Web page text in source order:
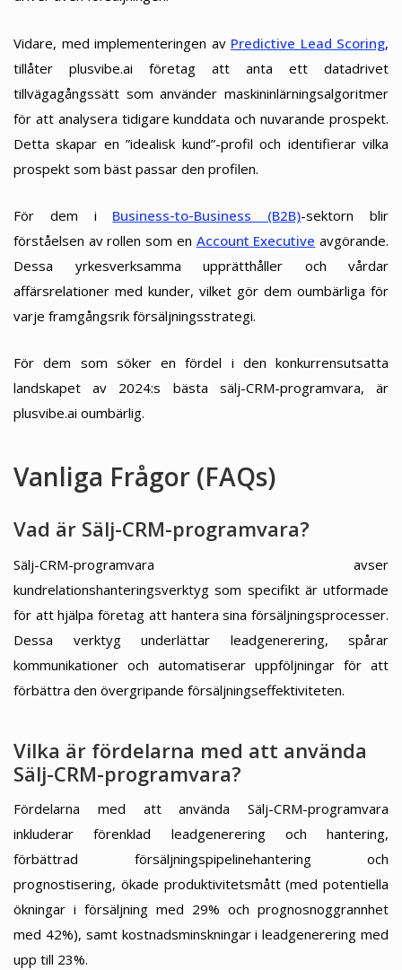
Vidare, med implementeringen av Predictive Lead Scoring,
tillåter plusvibe.ai företag att anta ett datadrivet
tillvägagångssätt som använder maskininlärningsalgoritmer
för att analysera tidigare kunddata och nuvarande prospekt.
Detta skapar en ”idealisk kund”-profil och identifierar vilka
prospekt som bäst passar den profilen.
För dem i Business-to-Business (B2B)-sektorn blir
förståelsen av rollen som en Account Executive avgörande.
Dessa yrkesverksamma upprätthåller och vårdar
affärsrelationer med kunder, vilket gör dem oumbärliga för
varje framgångsrik försäljningsstrategi.
För dem som söker en fördel i den konkurrensutsatta
landskapet av 2024:s bästa sälj-CRM-programvara, är
plusvibe.ai oumbärlig.
Vanliga Frågor (FAQs)
Vad är Sälj-CRM-programvara?
Sälj-CRM-programvara avser
kundrelationshanteringsverktyg som specifikt är utformade
för att hjälpa företag att hantera sina försäljningsprocesser.
Dessa verktyg underlättar leadgenerering, spårar
kommunikationer och automatiserar uppföljningar för att
förbättra den övergripande försäljningseffektiviteten.
Vilka är fördelarna med att använda
Sälj-CRM-programvara?
Fördelarna med att använda Sälj-CRM-programvara
inkluderar förenklad leadgenerering och hantering,
förbättrad försäljningspipelinehantering och
prognostisering, ökade produktivitetsmått (med potentiella
ökningar i försäljning med 29% och prognosnoggrannhet
med 42%), samt kostnadsminskningar i leadgenerering med
upp till 23%.